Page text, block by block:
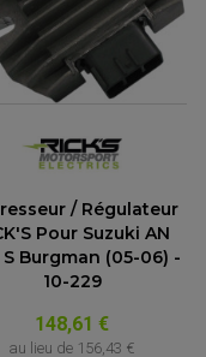
/ Régulateur
Pour Suzuki AN
Burgman (05-06) -
10-229
148,61 €
au lieu de 156,43 €